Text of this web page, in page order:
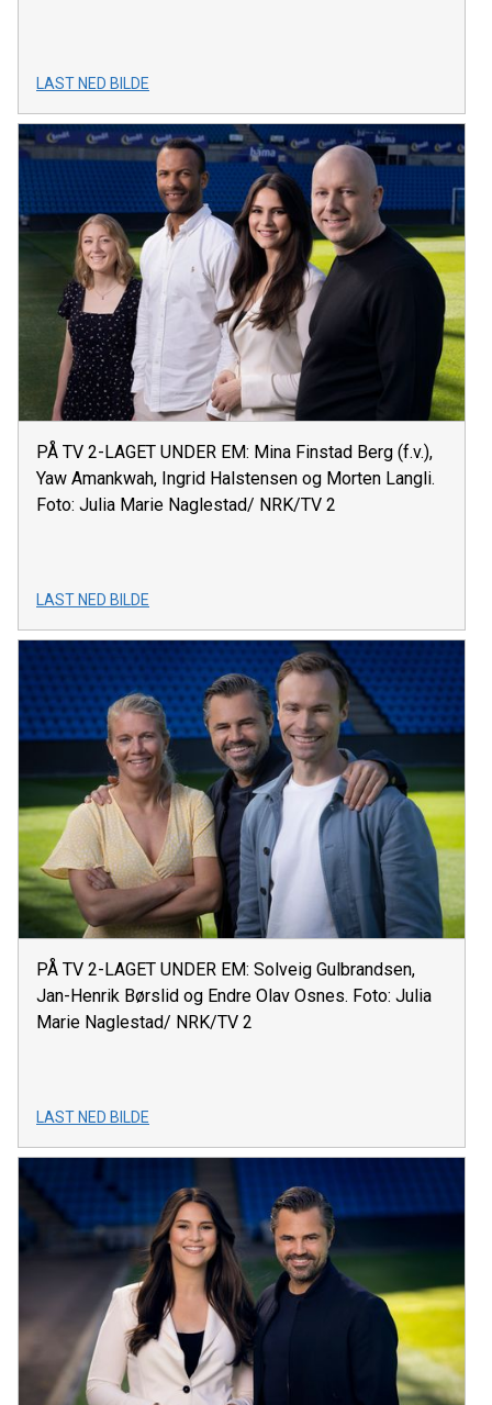
LAST NED BILDE
PÅ TV 2-LAGET UNDER EM: Mina Finstad Berg (f.v.),
Yaw Amankwah, Ingrid Halstensen og Morten Langli.
Foto: Julia Marie Naglestad/ NRK/TV 2
LAST NED BILDE
PÅ TV 2-LAGET UNDER EM: Solveig Gulbrandsen,
Jan-Henrik Børslid og Endre Olav Osnes. Foto: Julia
Marie Naglestad/ NRK/TV 2
LAST NED BILDE